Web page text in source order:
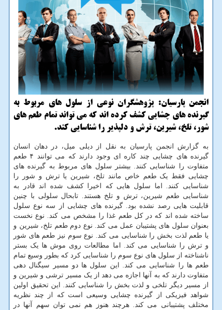
انجمن پارسیان: پژوهشگران نوعی از سلول های مربوط به
گیرنده های چشایی كشف كرده اند كه می تواند تمام طعم های
شور، تلخ، شیرین، ترش و دلپذیر را شناسایی كند.
به گزارش انجمن پارسیان به نقل از دیلی میل، در دهان انسان
گیرنده های چشایی چند کاره ای وجود دارند که می توانند ۴ طعم
متفاوت را شناسایی کنند. بیشتر سلول های مربوط به گیرنده های
چشایی فقط یک طعم خاص مانند تلخ، شیرین یا ترش و شور را
شناسایی کنند. اما سلول هایی که اخیرا کشف شده اند قادر به
شناسایی طعم شیرین، ترش و تلخ هستند. تابحال سلولی با چنین
قابلیت هایی رصد نشده بود. گیرنده های چشایی از سه نوع سلول
ساخته شده اند که در کل طعم غذا را مشخص می کند. نوع نخست
بعنوان سلول های پشتیبان عمل می کند. نوع دوم طعم تلخ، شیرین و
یا طعم لذت بخش را شناسایی می کند. نوع سوم نیز طعم های شور
و ترش را شناسایی می کند. اما مطالعات روی موش ها یک بستر
ناشناخته از سلول های نوع سوم را شناسایی کرد که بطور وسیع تمام
طعم ها را شناسایی می کند. این سلول ها دو مسیر سیگنال دهی
متفاوت دارند که به آنها اجازه می دهد از یک مسیر ترشی و شیرین و
از مسیر دیگر تلخی و لذت بخش را شناسایی کنند. این تحقیق اولین
شواهد فیزیکی از گیرنده چشایی وسیعی است که از چند نظریه
مختلف پشتیبانی می کند. هرچند هنوز هم نمی توان سهم آنها در